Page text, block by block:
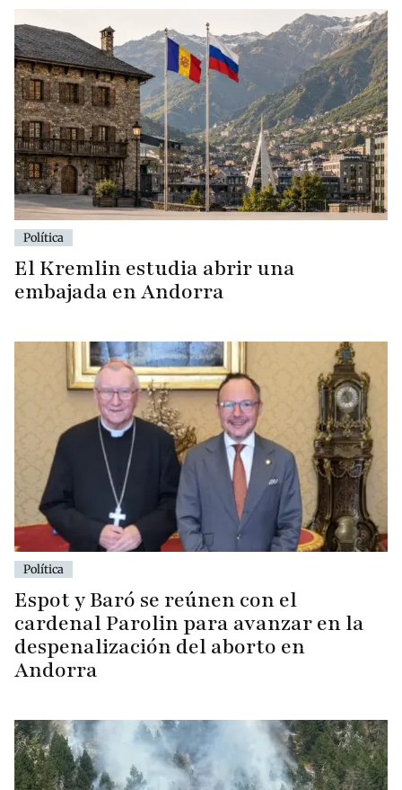
Política
El Kremlin estudia abrir una
embajada en Andorra
Política
Espot y Baró se reúnen con el
cardenal Parolin para avanzar en la
despenalización del aborto en
Andorra